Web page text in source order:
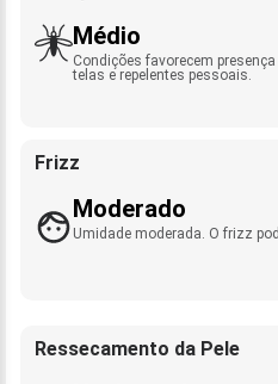
Médio
Condições favorecem
telas e repelentes pessoais.
Frizz
Moderado
Umidade moderada. O frizz
Ressecamento da Pele